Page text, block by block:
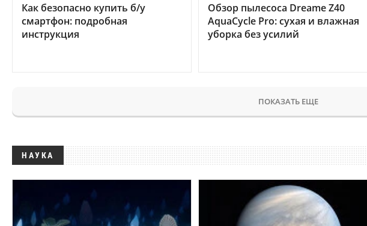
Как безопасно купить б/у
смартфон: подробная
инструкция
Обзор пылесоса Dreame Z40
AquaCycle Pro: сухая и влажная
уборка без усилий
ПОКАЗАТЬ ЕЩЕ
НАУКА